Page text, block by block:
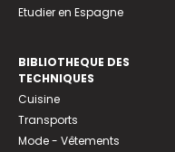
Etudier en Espagne
BIBLIOTHEQUE DES
TECHNIQUES
Cuisine
Transports
Mode - Vêtements